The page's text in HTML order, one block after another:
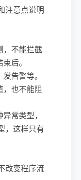
注意点说明
不能拦截
后。
告警等。
，也不能阻
常类型，
，这样只有
改变程序流